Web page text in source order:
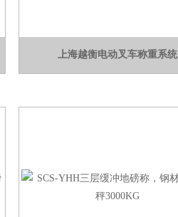
上海越衡电动叉车称重系统